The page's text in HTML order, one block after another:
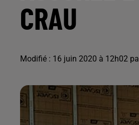
CRAU
Modifié : 16 juin 2020 à 12h02